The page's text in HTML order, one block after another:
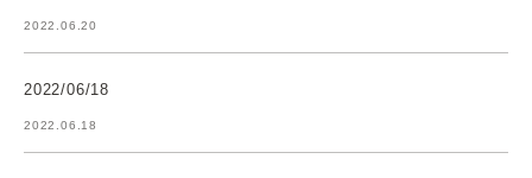
2022.06.20
2022/06/18
2022.06.18